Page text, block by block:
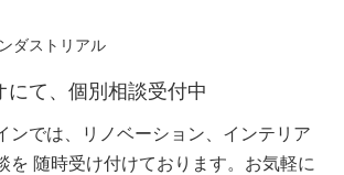
ダストリアル
にて、個別相談受付中
ンでは、リノベーション、インテリア
を 随時受け付けております。お気軽に